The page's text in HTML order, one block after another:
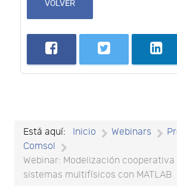
VOLVER
Está aquí: Inicio Webinars
Comsol
Webinar: Modelización
sistemas multifísicos con MATLAB